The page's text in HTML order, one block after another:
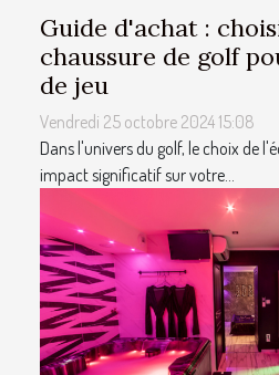
Guide d'achat :
chaussure de golf
de jeu
Vendredi 25 octobre 2024 15:08
Dans l'univers du golf, le choix de
impact significatif sur votre...